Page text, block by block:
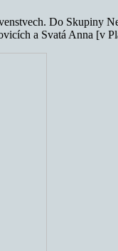
Do Skupiny
a Svatá Anna [v